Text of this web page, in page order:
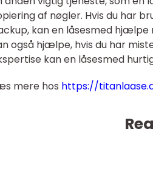
af nøgler. Hvis du har
kan en låsesmed
også hjælpe, hvis du har
kan en låsesmed
mere hos https://